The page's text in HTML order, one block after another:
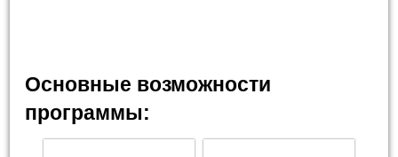
Основные возможности
программы: